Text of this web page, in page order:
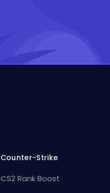
Counter-Strike
CS2 Rank Boost